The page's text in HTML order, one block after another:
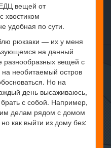
вещей от
хвостиком
удобная по сути.
рюкзаки — их у меня
на данный
разнообразных вещей с
необитаемый остров
Но на
день высаживаюсь,
с собой. Например,
делам рядом с домом
как выйти из дому без: